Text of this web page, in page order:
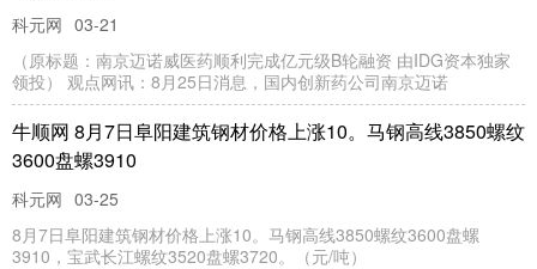
科元网 03-21
（原标题：南京迈诺威医药顺利完成亿元级B轮融资 由IDG资本独家
领投） 观点网讯：8月25日消息，国内创新药公司南京迈诺
牛顺网 8月7日阜阳建筑钢材价格上涨10。马钢高线3850螺纹
3600盘螺3910
科元网 03-25
8月7日阜阳建筑钢材价格上涨10。马钢高线3850螺纹3600盘螺
3910，宝武长江螺纹3520盘螺3720。（元/吨）